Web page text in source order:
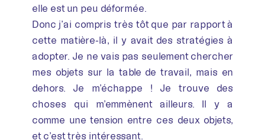
elle est un peu déformée.
Donc j’ai compris très tôt que par rapport à
cette matière-là, il y avait des stratégies à
adopter. Je ne vais pas seulement chercher
mes objets sur la table de travail, mais en
dehors. Je m’échappe ! Je trouve des
choses qui m’emmènent ailleurs. Il y a
comme une tension entre ces deux objets,
et c’est très intéressant.